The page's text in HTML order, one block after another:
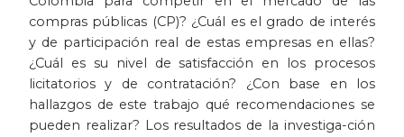
compras públicas (CP)? ¿Cuál es el grado de interés
y de participación real de estas empresas en ellas?
¿Cuál es su nivel de satisfacción en los procesos
licitatorios y de contratación? ¿Con base en los
hallazgos de este trabajo qué recomendaciones se
pueden realizar? Los resultados de la investiga-ción